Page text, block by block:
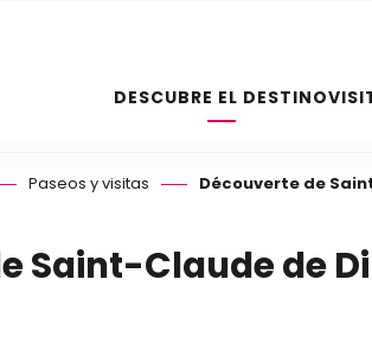
DESCUBRE EL DESTINO
Paseos y visitas Découverte de
Saint-Claude de